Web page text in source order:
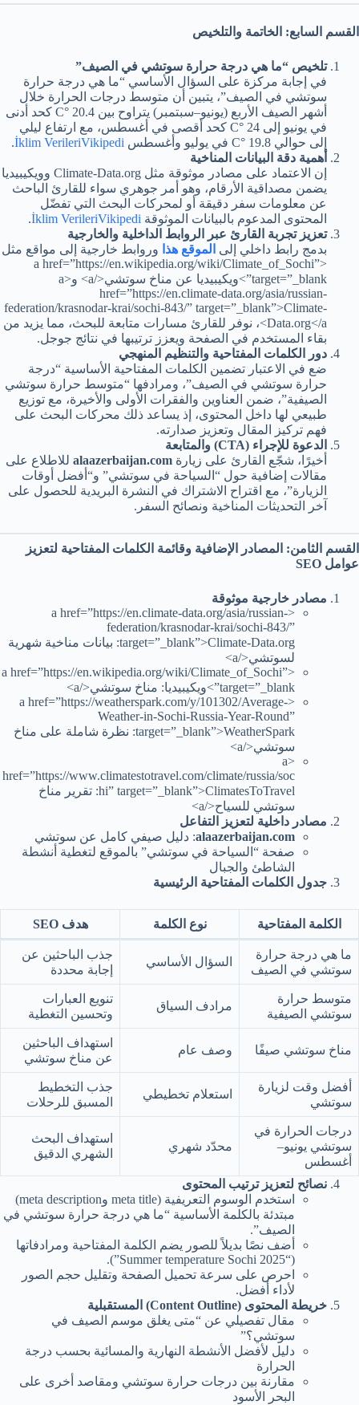
القسم السابع: الخاتمة والتلخيص
تلخيص “ما هي درجة حرارة سوتشي في الصيف”
في إجابة مركزة على السؤال الأساسي “ما هي درجة حرارة
سوتشي في الصيف”، يتبين أن متوسط درجات الحرارة خلال
أشهر الصيف الأربع (يونيو–سبتمبر) يتراوح بين 20.4 °C كحد أدنى
في يونيو إلى 24 °C كحد أقصى في أغسطس، مع ارتفاع ليلي
إلى حوالي 19.8 °C في يوليو وأغسطس
İklim VerileriVikipedi
.
أهمية دقة البيانات المناخية
إن الاعتماد على مصادر موثوقة مثل Climate-Data.org وويكيبيديا
يضمن مصداقية الأرقام، وهو أمر جوهري سواء للقارئ الباحث
عن معلومات سفر دقيقة أو لمحركات البحث التي تفضّل
المحتوى المدعوم بالبيانات الموثوقة
İklim VerileriVikipedi
.
تعزيز تجربة القارئ عبر الروابط الداخلية والخارجية
بدمج رابط داخلي إلى الموقع هذا وروابط خارجية إلى مواقع مثل
<a href=”https://en.wikipedia.org/wiki/Climate_of_Sochi”
target=”_blank”>ويكيبيديا عن مناخ سوتشي</a> و<a
href=”https://en.climate-data.org/asia/russian-
federation/krasnodar-krai/sochi-843/” target=”_blank”>Climate-
Data.org</a>، نوفر للقارئ مسارات متابعة للبحث، مما يزيد من
بقاء المستخدم في الصفحة ويعزز ترتيبها في نتائج جوجل.
دور الكلمات المفتاحية والتنظيم المنهجي
ضع في الاعتبار تضمين الكلمات المفتاحية الأساسية “درجة
حرارة سوتشي في الصيف”، ومرادفها “متوسط حرارة سوتشي
الصيفية”، ضمن العناوين والفقرات الأولى والأخيرة، مع توزيع
طبيعي لها داخل المحتوى، إذ يساعد ذلك محركات البحث على
فهم تركيز المقال وتعزيز صدارته.
الدعوة للإجراء (CTA) والمتابعة
أخيرًا، شجّع القارئ على زيارة alaazerbaijan.com للاطلاع على
مقالات إضافية حول “السياحة في سوتشي” و“أفضل أوقات
الزيارة”، مع اقتراح الاشتراك في النشرة البريدية للحصول على
آخر التحديثات المناخية ونصائح السفر.
القسم الثامن: المصادر الإضافية وقائمة الكلمات المفتاحية لتعزيز
عوامل SEO
مصادر خارجية موثوقة
<a href=”https://en.climate-data.org/asia/russian-
federation/krasnodar-krai/sochi-843/”
target=”_blank”>Climate-Data.org: بيانات مناخية شهرية
لسوتشي</a>
<a href=”https://en.wikipedia.org/wiki/Climate_of_Sochi”
target=”_blank”>ويكيبيديا: مناخ سوتشي</a>
<a href=”https://weatherspark.com/y/101302/Average-
Weather-in-Sochi-Russia-Year-Round”
target=”_blank”>WeatherSpark: نظرة شاملة على مناخ
سوتشي</a>
<a
href=”https://www.climatestotravel.com/climate/russia/soc
hi” target=”_blank”>ClimatesToTravel: تقرير مناخ
سوتشي للسياح</a>
مصادر داخلية لتعزيز التفاعل
alaazerbaijan.com: دليل صيفي كامل عن سوتشي
صفحة “السياحة في سوتشي” بالموقع لتغطية أنشطة
الشاطئ والجبال
جدول الكلمات المفتاحية الرئيسية
الكلمة المفتاحية نوع الكلمة هدف SEO
ما هي درجة حرارة
سوتشي في الصيف
السؤال الأساسي
جذب الباحثين عن
إجابة محددة
متوسط حرارة
سوتشي الصيفية
مرادف السياق
تنويع العبارات
وتحسين التغطية
مناخ سوتشي صيفًا وصف عام
استهداف الباحثين
عن مناخ سوتشي
أفضل وقت لزيارة
سوتشي
استعلام تخطيطي
جذب التخطيط
المسبق للرحلات
درجات الحرارة في
سوتشي يونيو–
أغسطس
محدّد شهري
استهداف البحث
الشهري الدقيق
نصائح لتعزيز ترتيب المحتوى
استخدم الوسوم التعريفية (meta title وmeta description)
مبتدئة بالكلمة الأساسية “ما هي درجة حرارة سوتشي في
الصيف”.
أضف نصًا بديلاً للصور يضم الكلمة المفتاحية ومرادفاتها
(“Summer temperature Sochi 2025”).
احرص على سرعة تحميل الصفحة وتقليل حجم الصور
لأداء أفضل.
خريطة المحتوى (Content Outline) المستقبلية
مقال تفصيلي عن “متى يغلق موسم الصيف في
سوتشي؟”
دليل لأفضل الأنشطة النهارية والمسائية بحسب درجة
الحرارة
مقارنة بين درجات حرارة سوتشي ومقاصد أخرى على
البحر الأسود